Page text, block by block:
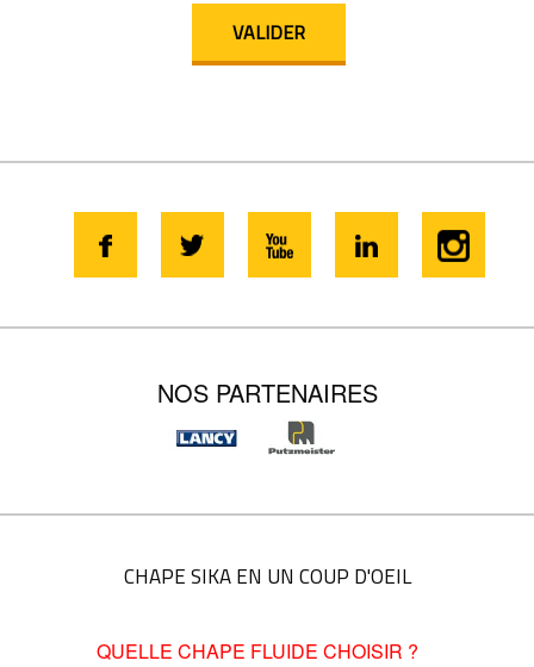
NOS PARTENAIRES
CHAPE SIKA EN UN COUP D'OEIL
QUELLE CHAPE FLUIDE CHOISIR ?